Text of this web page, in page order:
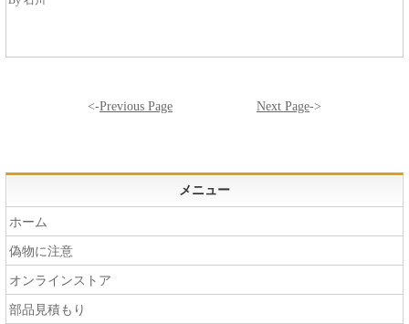
<-Previous Page Next Page->
メニュー
ホーム
偽物に注意
オンラインストア
部品見積もり